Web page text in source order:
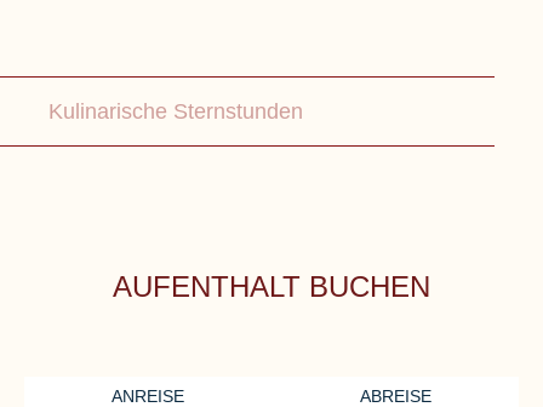
Kulinarische Sternstunden
AUFENTHALT BUCHEN
ANREISE ABREISE